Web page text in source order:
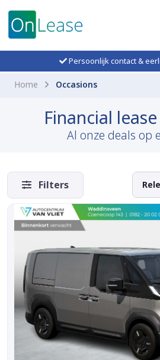
Persoonlijk contact &
Home Occasions
Financial
Al onze deals op
Filters